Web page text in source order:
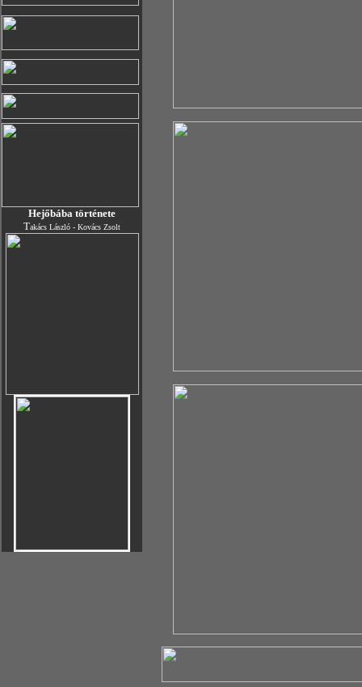
Hejőbába története
Takács László - Kovács Zsolt